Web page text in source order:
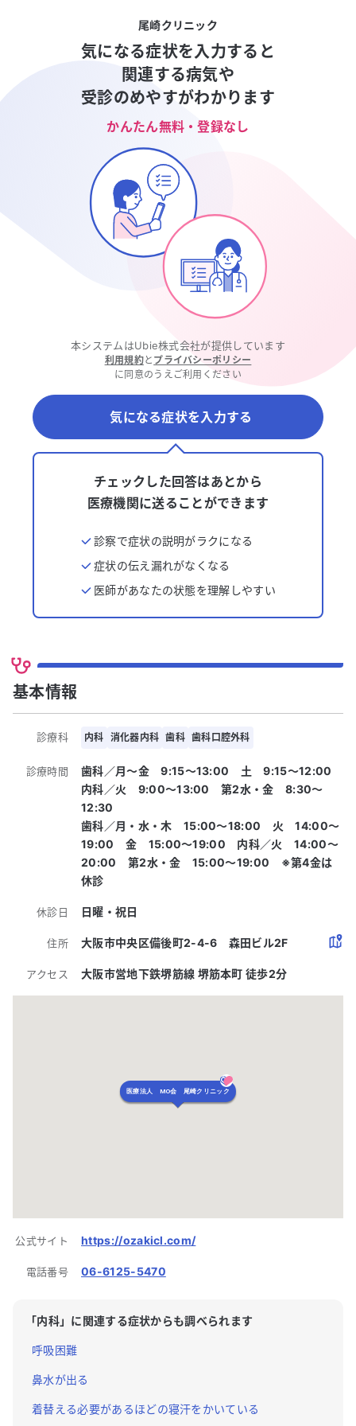
尾崎クリニック
気になる症状を入力すると
関連する病気や
受診のめやすがわかります
かんたん無料・登録なし
本システムはUbie株式会社が提供しています
利用規約と プライバシーポリシー
に同意のうえご利用ください
気になる症状を入力する
チェックした回答はあとから
医療機関に送ることができます
診察で症状の説明がラクになる
症状の伝え漏れがなくなる
医師があなたの状態を理解しやすい
基本情報
診療科 内科 消化器内科 歯科 歯科口腔外科
診療時間
歯科／月～金 9:15～13:00 土 9:15〜12:00
内科／火 9:00～13:00 第2水・金 8:30～
12:30
歯科／月・水・木 15:00～18:00 火 14:00～
19:00 金 15:00〜19:00 内科／火 14:00～
20:00 第2水・金 15:00～19:00 ※第4金は
休診
休診日 日曜・祝日
住所 大阪市中央区備後町2-4-6 森田ビル2F
アクセス 大阪市営地下鉄堺筋線 堺筋本町 徒歩2分
医療法人 MO会 尾崎クリニック
公式サイト https://ozakicl.com/
電話番号 06-6125-5470
「内科」に関連する症状からも調べられます
呼吸困難
鼻水が出る
着替える必要があるほどの寝汗をかいている